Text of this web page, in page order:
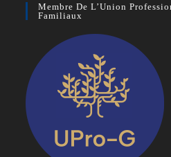
Membre De L’Union
Familiaux